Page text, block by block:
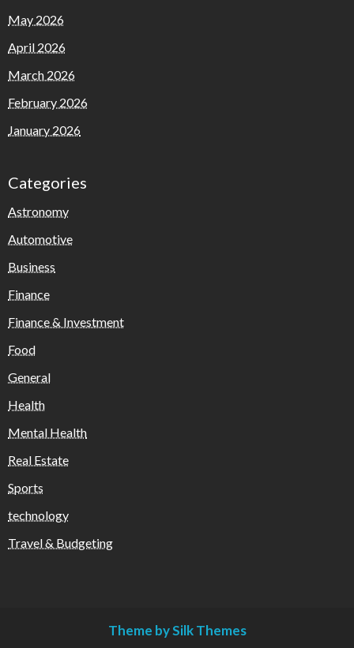
May 2026
April 2026
March 2026
February 2026
January 2026
Categories
Astronomy
Automotive
Business
Finance
Finance & Investment
Food
General
Health
Mental Health
Real Estate
Sports
technology
Travel & Budgeting
Theme by Silk Themes